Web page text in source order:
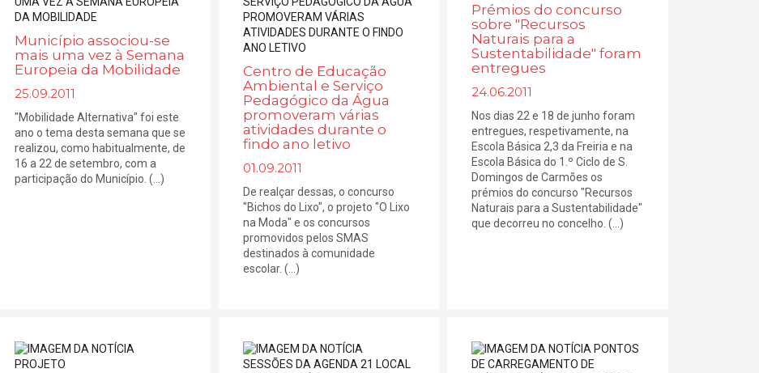
Município associou-se
mais uma vez à Semana
Europeia da Mobilidade
25.09.2011
"Mobilidade Alternativa" foi este
ano o tema desta semana que se
realizou, como habitualmente, de
16 a 22 de setembro, com a
participação do Município. (...)
Centro de Educação
Ambiental e Serviço
Pedagógico da Água
promoveram várias
atividades durante o
findo ano letivo
01.09.2011
De realçar dessas, o concurso
"Bichos do Lixo", o projeto "O Lixo
na Moda" e os concursos
promovidos pelos SMAS
destinados à comunidade
escolar. (...)
Prémios do concurso
sobre "Recursos
Naturais para a
Sustentabilidade" foram
entregues
24.06.2011
Nos dias 22 e 18 de junho foram
entregues, respetivamente, na
Escola Básica 2,3 da Freiria e na
Escola Básica do 1.º Ciclo de S.
Domingos de Carmões os
prémios do concurso "Recursos
Naturais para a Sustentabilidade"
que decorreu no concelho. (...)